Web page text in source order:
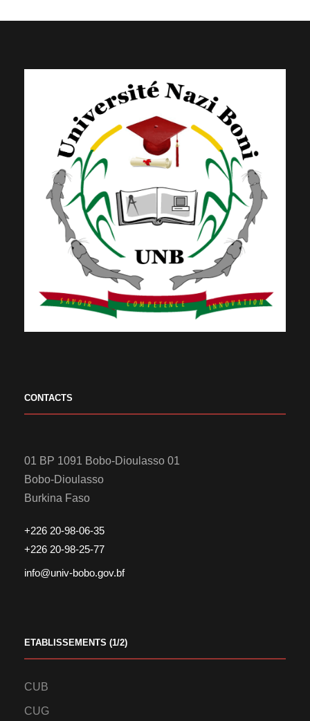
CONTACTS
01 BP 1091 Bobo-Dioulasso 01
Bobo-Dioulasso
Burkina Faso
+226 20-98-06-35
+226 20-98-25-77
info@univ-bobo.gov.bf
ETABLISSEMENTS (1/2)
CUB
CUG